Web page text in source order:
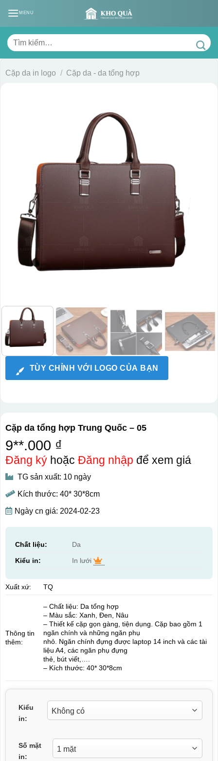
MENU
Tìm
kiếm:
Cặp da in logo / Cặp da - da tổng hợp
TÙY CHỈNH VỚI LOGO CỦA BẠN
Cặp da tổng hợp Trung Quốc – 05
9**.000 ₫
Đăng kýhoặc Đăng nhập để xem giá
TG sản xuất: 10 ngày
Kích thước: 40* 30*8cm
Ngày cn giá: 2024-02-23
Chất liệu: Da
Kiểu in: In lưới
Xuất xứ: TQ
Thông tin
thêm:
– Chất liệu: Da tổng hợp
– Màu sắc: Xanh, Đen, Nâu
– Thiết kế cặp gọn gàng, tiện dụng. Cặp bao gồm 1
ngăn chính và những ngăn phụ
nhỏ. Ngăn chính đựng được laptop 14 inch và các tài
liệu A4, các ngăn phụ đựng
thẻ, bút viết,….
– Kích thước: 40* 30*8cm
Kiểu
in:
Số mặt
in: